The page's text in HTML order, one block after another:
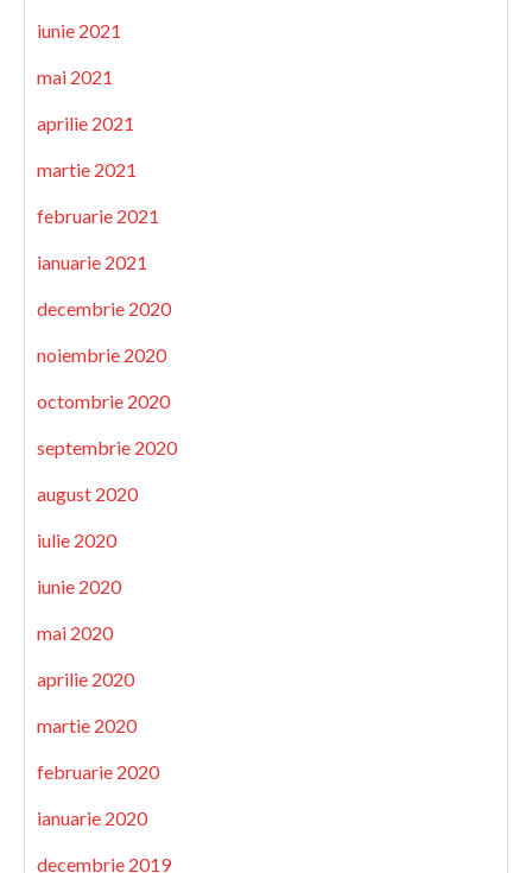
iunie 2021
mai 2021
aprilie 2021
martie 2021
februarie 2021
ianuarie 2021
decembrie 2020
noiembrie 2020
octombrie 2020
septembrie 2020
august 2020
iulie 2020
iunie 2020
mai 2020
aprilie 2020
martie 2020
februarie 2020
ianuarie 2020
decembrie 2019